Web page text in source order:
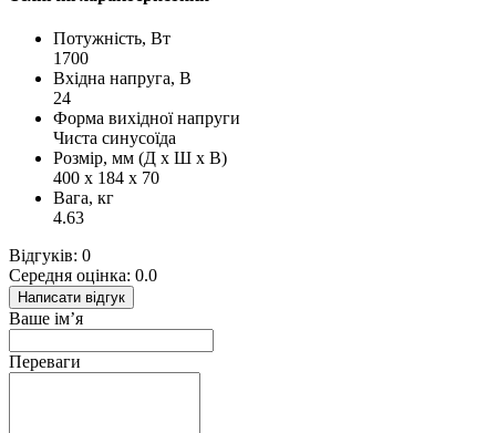
Потужність, Вт
1700
Вхідна напруга, В
24
Форма вихідної напруги
Чиста синусоїда
Розмір, мм (Д х Ш х В)
400 х 184 х 70
Вага, кг
4.63
Відгуків: 0
Середня оцінка: 0.0
Написати відгук
Ваше ім’я
Переваги